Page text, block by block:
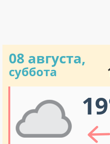
08 августа,
суббота
19